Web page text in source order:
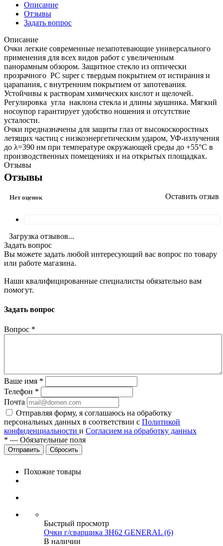
Описание
Отзывы
Задать вопрос
Описание
Очки легкие современные незапотевающие универсального
применения для всех видов работ с увеличенным
панорамным обзором. Защитное стекло из оптически
прозрачного PC super с твердым покрытием от истирания и
царапания, с внутренним покрытием от запотевания.
Устойчивы к растворам химических кислот и щелочей.
Регулировка угла наклона стекла и длины заушника. Мягкий
носоупор гарантирует удобство ношения и отсутствие
усталости.
Очки предназначены для защиты глаз от высокоскоростных
летящих частиц с низкоэнергетическим ударом, УФ-излучения
до λ=390 нм при температуре окружающей среды до +55°С в
производственных помещениях и на открытых площадках.
Отзывы
Отзывы
Нет оценок Оставить отзыв
Загрузка отзывов...
Задать вопрос
Вы можете задать любой интересующий вас вопрос по товару
или работе магазина.
Наши квалифицированные специалисты обязательно вам
помогут.
Задать вопрос
Вопрос *
Ваше имя *
Телефон *
Почта
Отправляя форму, я соглашаюсь на обработку
персональных данных в соответствии с Политикой
конфиденциальности и Согласием на обработку данных
* — Обязательные поля
Сбросить
Похожие товары
Быстрый просмотр
Очки г/сварщика ЗН62 GENERAL (6)
В наличии